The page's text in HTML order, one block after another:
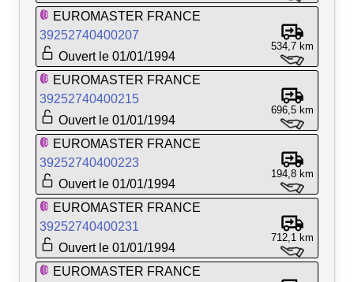
EUROMASTER FRANCE
39252740400207
Ouvert le 01/01/1994
534,7 km
EUROMASTER FRANCE
39252740400215
Ouvert le 01/01/1994
696,5 km
EUROMASTER FRANCE
39252740400223
Ouvert le 01/01/1994
194,8 km
EUROMASTER FRANCE
39252740400231
Ouvert le 01/01/1994
712,1 km
EUROMASTER FRANCE